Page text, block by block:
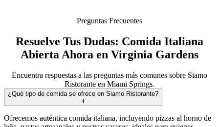
Preguntas Frecuentes
Resuelve Tus Dudas: Comida Italiana
Abierta Ahora en Virginia Gardens
Encuentra respuestas a las preguntas más comunes sobre Siamo
Ristorante en Miami Springs.
¿Qué tipo de comida se ofrece en Siamo Ristorante?
Ofrecemos auténtica comida italiana, incluyendo pizzas al horno de